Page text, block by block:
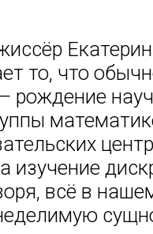
то, что
рождение
изучение
всё в